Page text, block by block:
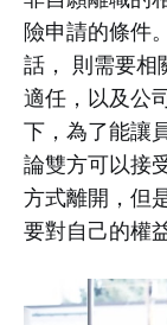
險申請的條件
話， 則需要相
適任，以及公
下，為了能讓
論雙方可以接
方式離開，但
要對自己的權